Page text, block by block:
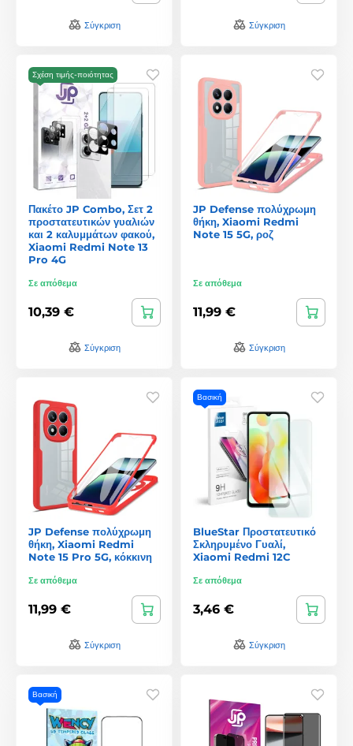
Σύγκριση Σύγκριση
Σχέση τιμής-ποιότητας
Πακέτο JP Combo, Σετ 2
προστατευτικών γυαλιών
και 2 καλυμμάτων φακού,
Xiaomi Redmi Note 13
Pro 4G
Σε απόθεμα
10,39 €
Σύγκριση
JP Defense πολύχρωμη
θήκη, Xiaomi Redmi
Note 15 5G, ροζ
Σε απόθεμα
11,99 €
Σύγκριση
JP Defense πολύχρωμη
θήκη, Xiaomi Redmi
Note 15 Pro 5G, κόκκινη
Σε απόθεμα
11,99 €
Σύγκριση
Βασική
BlueStar Προστατευτικό
Σκληρυμένο Γυαλί,
Xiaomi Redmi 12C
Σε απόθεμα
3,46 €
Σύγκριση
Βασική